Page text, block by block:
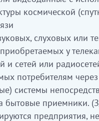
транспондерлерді
байланыс жүйелерді
қызмет
берумен
телестанциялар
немесе
тұрмыстық
ғарыш
берілетін
космической
слуховых или
у
и сетей или
потребителям
системы
бытовые приемники.
предприятия, не